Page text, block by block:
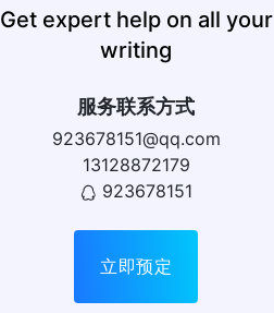
Get expert help on all your
writing
服务联系方式
923678151@qq.com
13128872179
923678151
立即预定